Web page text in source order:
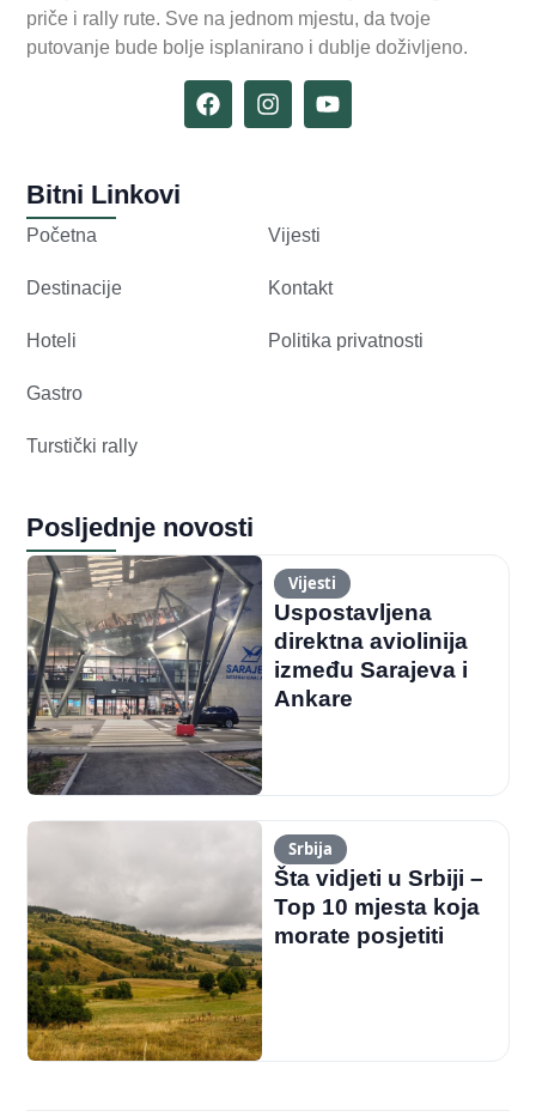
priče i rally rute. Sve na jednom mjestu, da tvoje
putovanje bude bolje isplanirano i dublje doživljeno.
Bitni Linkovi
Početna
Destinacije
Hoteli
Gastro
Turstički rally
Vijesti
Kontakt
Politika privatnosti
Posljednje novosti
Vijesti
Uspostavljena
direktna aviolinija
između Sarajeva i
Ankare
Srbija
Šta vidjeti u Srbiji –
Top 10 mjesta koja
morate posjetiti